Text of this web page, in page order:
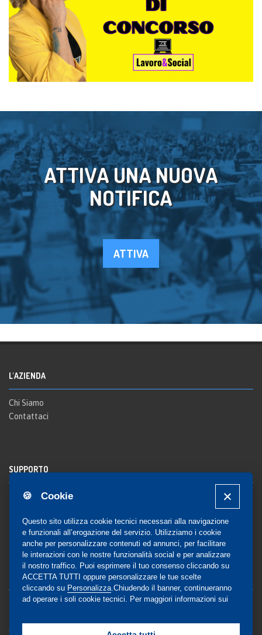
🍪 Cookie
Questo sito utilizza cookie tecnici necessari alla navigazione
e funzionali all’erogazione del servizio. Utilizziamo i cookie
anche per personalizzare contenuti ed annunci, per facilitare
le interazioni con le nostre funzionalità social e per analizzare
il nostro traffico. Puoi esprimere il tuo consenso cliccando su
ACCETTA TUTTI oppure personalizzare le tue scelte
cliccando su Personalizza .Chiudendo il banner, continueranno
ad operare i soli cookie tecnici. Per maggiori informazioni sui
ATTIVA UNA NUOVA
NOTIFICA
ATTIVA
L'AZIENDA
Chi Siamo
Contattaci
SUPPORTO
Registrazione al sito
Notifica
COMMUNITY
Blog e Canali social
Gestione Consensi